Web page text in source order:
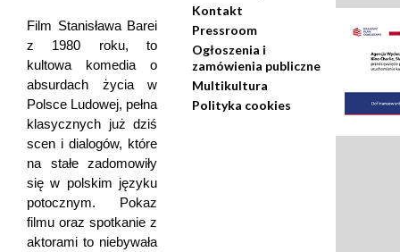
Film Stanisława Barei
z 1980 roku, to
kultowa komedia o
absurdach życia w
Polsce Ludowej, pełna
klasycznych już dziś
scen i dialogów, które
na stałe zadomowiły
się w polskim języku
potocznym. Pokaz
filmu oraz spotkanie z
aktorami to niebywała
Kontakt
Pressroom
Ogłoszenia i
zamówienia publiczne
Multikultura
Polityka cookies